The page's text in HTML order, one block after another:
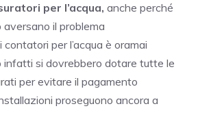
per l’acqua, anche perché
aversano il problema
contatori per l’acqua è oramai
infatti si dovrebbero dotare tutte le
per evitare il pagamento
proseguono ancora a